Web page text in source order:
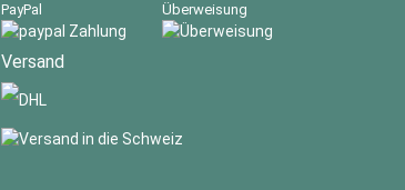
PayPal Überweisung
Versand